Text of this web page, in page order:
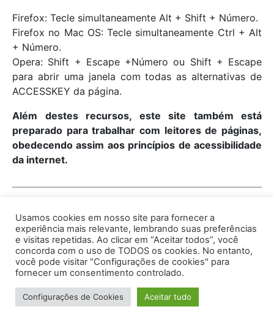
Firefox: Tecle simultaneamente Alt + Shift + Número.
Firefox no Mac OS: Tecle simultaneamente Ctrl + Alt
+ Número.
Opera: Shift + Escape +Número ou Shift + Escape
para abrir uma janela com todas as alternativas de
ACCESSKEY da página.
Além destes recursos, este site também está
preparado para trabalhar com leitores de páginas,
obedecendo assim aos princípios de acessibilidade
da internet.
Av. Prof. Armando Alves da Silva, nº 1950 - Zacarias,
Caratinga - MG - 35302-403 / Tel: (33) 3329 8000
Desenvolvido por VersaTec
Usamos cookies em nosso site para fornecer a
experiência mais relevante, lembrando suas preferências
e visitas repetidas. Ao clicar em “Aceitar todos”, você
concorda com o uso de TODOS os cookies. No entanto,
você pode visitar "Configurações de cookies" para
fornecer um consentimento controlado.
Configurações de Cookies Aceitar tudo